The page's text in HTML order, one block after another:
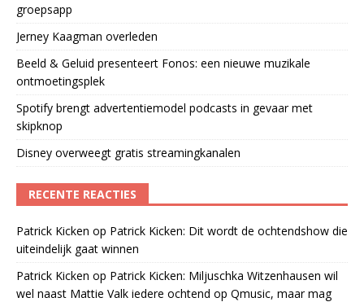
groepsapp
Jerney Kaagman overleden
Beeld & Geluid presenteert Fonos: een nieuwe muzikale
ontmoetingsplek
Spotify brengt advertentiemodel podcasts in gevaar met
skipknop
Disney overweegt gratis streamingkanalen
RECENTE REACTIES
Patrick Kicken op Patrick Kicken: Dit wordt de ochtendshow die
uiteindelijk gaat winnen
Patrick Kicken op Patrick Kicken: Miljuschka Witzenhausen wil
wel naast Mattie Valk iedere ochtend op Qmusic, maar mag